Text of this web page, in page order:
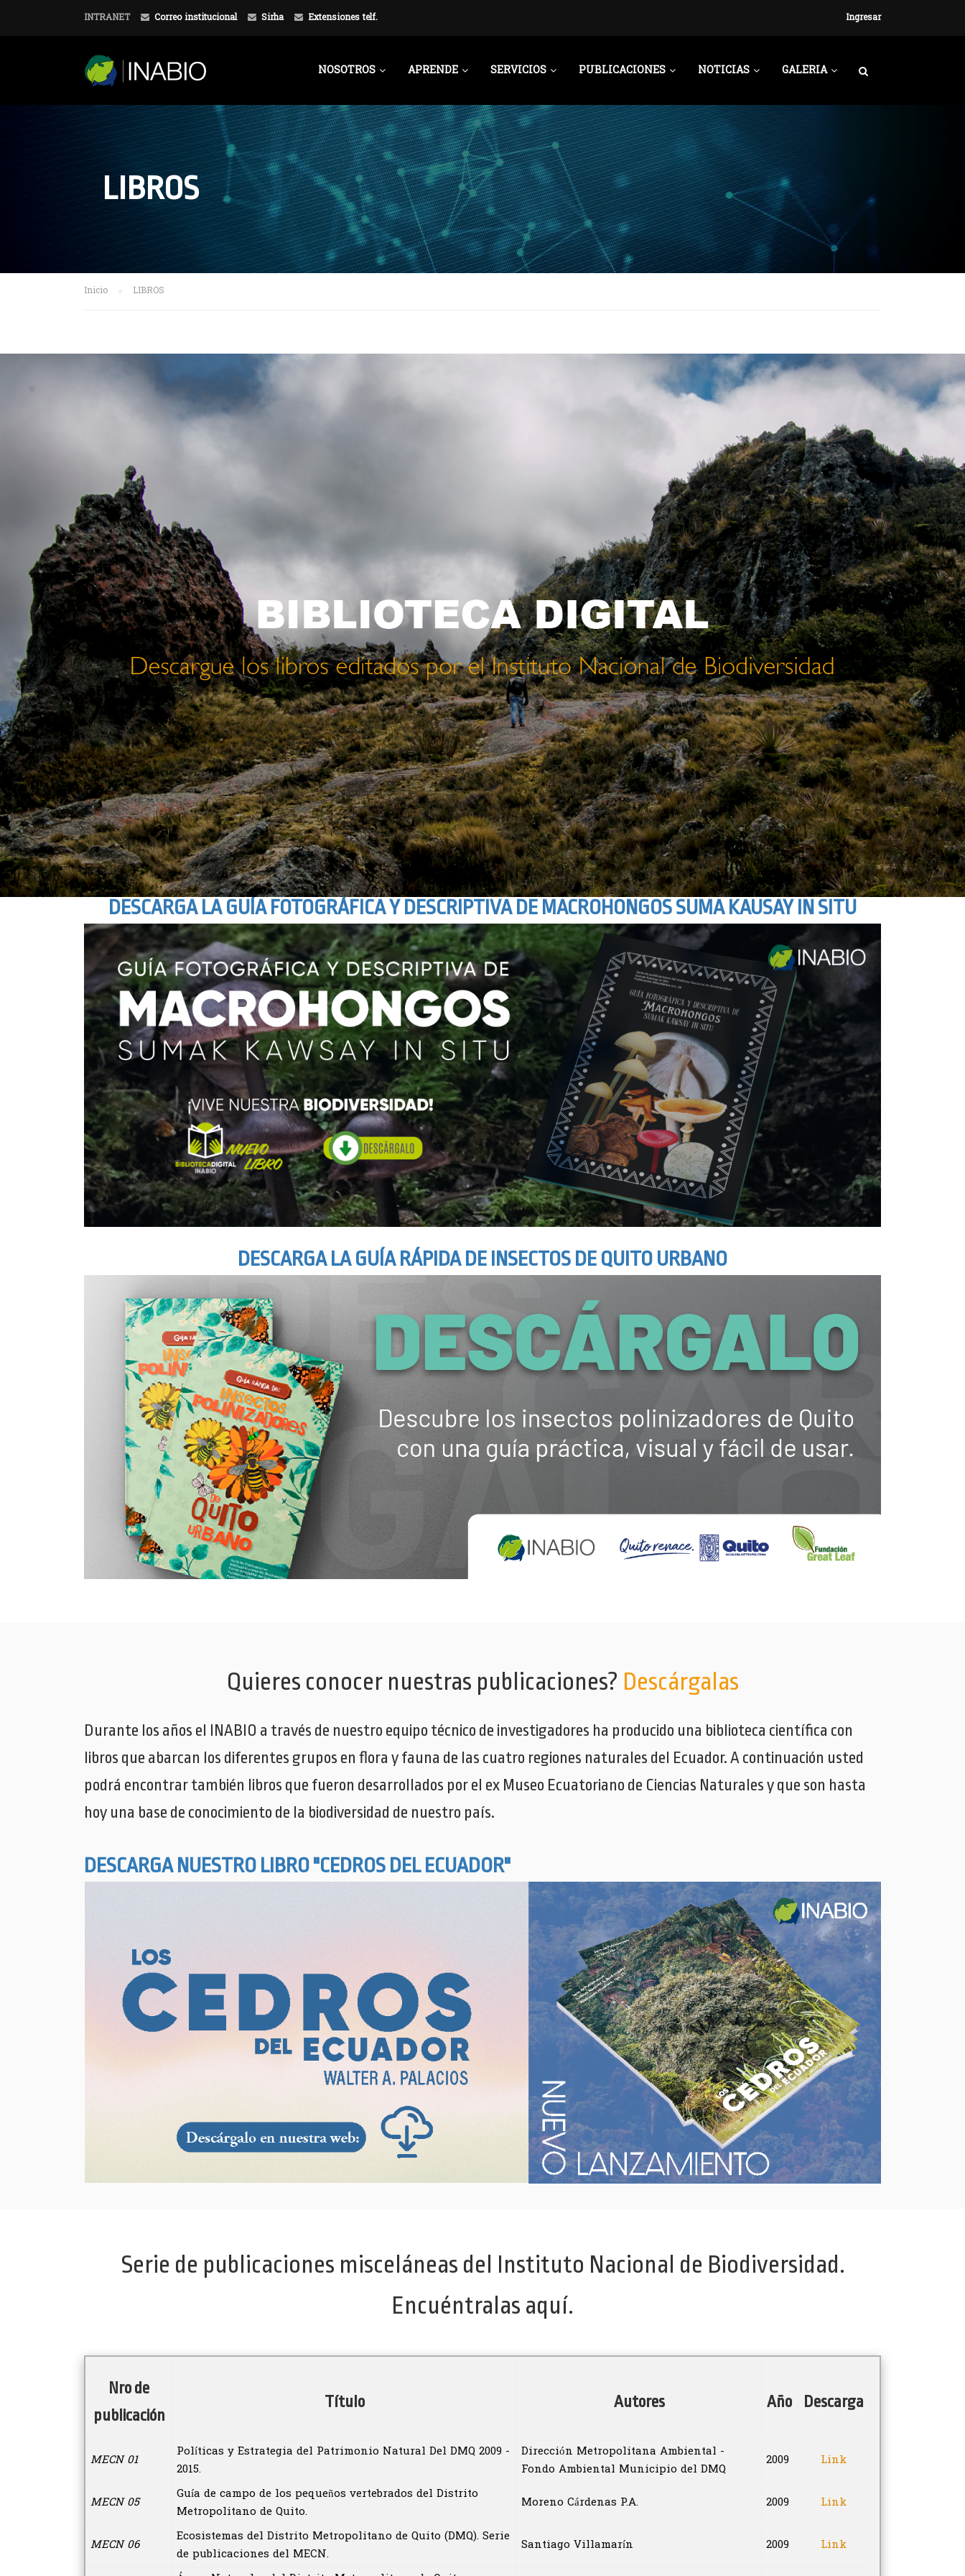
INTRANET Correo institucional Sirha Extensiones telf. Ingresar
NOSOTROS APRENDE SERVICIOS PUBLICACIONES NOTICIAS GALERIA
LIBROS
Inicio LIBROS
DESCARGA LA GUÍA FOTOGRÁFICA Y DESCRIPTIVA DE MACROHONGOS SUMA KAUSAY IN SITU
DESCARGA LA GUÍA RÁPIDA DE INSECTOS DE QUITO URBANO
Quieres conocer nuestras publicaciones? Descárgalas
Durante los años el INABIO a través de nuestro equipo técnico de investigadores ha producido una biblioteca científica con
libros que abarcan los diferentes grupos en flora y fauna de las cuatro regiones naturales del Ecuador. A continuación usted
podrá encontrar también libros que fueron desarrollados por el ex Museo Ecuatoriano de Ciencias Naturales y que son hasta
hoy una base de conocimiento de la biodiversidad de nuestro país.
DESCARGA NUESTRO LIBRO "CEDROS DEL ECUADOR"
Serie de publicaciones misceláneas del Instituto Nacional de Biodiversidad.
Encuéntralas aquí.
Nro de
publicación
Título Autores Año Descarga
MECN 01
Políticas y Estrategia del Patrimonio Natural Del DMQ 2009 -
2015.
Dirección Metropolitana Ambiental -
Fondo Ambiental Municipio del DMQ
2009 Link
MECN 05
Guía de campo de los pequeños vertebrados del Distrito
Metropolitano de Quito.
Moreno Cárdenas P.A. 2009 Link
MECN 06
Ecosistemas del Distrito Metropolitano de Quito (DMQ). Serie
de publicaciones del MECN.
Santiago Villamarín 2009 Link